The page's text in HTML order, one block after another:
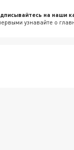
на наши
узнавайте о